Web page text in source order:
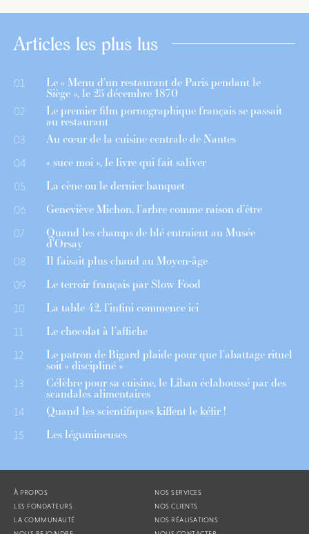
Articles les plus lus
01 Le « Menu d’un restaurant de Paris pendant le
Siège », le 25 décembre 1870
02 Le premier film pornographique français se passait
au restaurant
03 Au cœur de la cuisine centrale de Nantes
04 « suce moi », le livre qui fait saliver
05 La cène ou le dernier banquet
06 Geneviève Michon, l’arbre comme raison d’être
07 Quand les champs de blé entraient au Musée
d’Orsay
08 Il faisait plus chaud au Moyen-âge
09 Le terroir français par Slow Food
10 La table 42, l’infini commence ici
11 Le chocolat à l’affiche
12 Le patron de Bigard plaide pour que l’abattage rituel
soit « discipliné »
13 Célèbre pour sa cuisine, le Liban éclaboussé par des
scandales alimentaires
14 Quand les scientifiques kiffent le kéfir !
15 Les légumineuses
À PROPOS
LES FONDATEURS
LA COMMUNAUTÉ
NOS SERVICES
NOS CLIENTS
NOS RÉALISATIONS